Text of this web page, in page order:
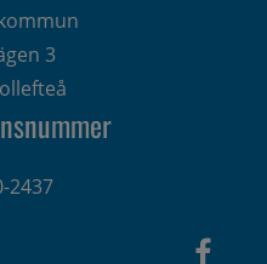
3
2437